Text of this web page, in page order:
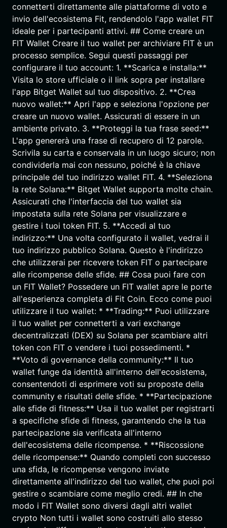
connetterti direttamente alle piattaforme di voto e
invio dell'ecosistema Fit, rendendolo l'app wallet FIT
ideale per i partecipanti attivi. ## Come creare un
FIT Wallet Creare il tuo wallet per archiviare FIT è un
processo semplice. Segui questi passaggi per
configurare il tuo account: 1. **Scarica e installa:**
Visita lo store ufficiale o il link sopra per installare
l'app Bitget Wallet sul tuo dispositivo. 2. **Crea
nuovo wallet:** Apri l'app e seleziona l'opzione per
creare un nuovo wallet. Assicurati di essere in un
ambiente privato. 3. **Proteggi la tua frase seed:**
L'app genererà una frase di recupero di 12 parole.
Scrivila su carta e conservala in un luogo sicuro; non
condividerla mai con nessuno, poiché è la chiave
principale del tuo indirizzo wallet FIT. 4. **Seleziona
la rete Solana:** Bitget Wallet supporta molte chain.
Assicurati che l'interfaccia del tuo wallet sia
impostata sulla rete Solana per visualizzare e
gestire i tuoi token FIT. 5. **Accedi al tuo
indirizzo:** Una volta configurato il wallet, vedrai il
tuo indirizzo pubblico Solana. Questo è l'indirizzo
che utilizzerai per ricevere token FIT o partecipare
alle ricompense delle sfide. ## Cosa puoi fare con
un FIT Wallet? Possedere un FIT wallet apre le porte
all'esperienza completa di Fit Coin. Ecco come puoi
utilizzare il tuo wallet: * **Trading:** Puoi utilizzare
il tuo wallet per connetterti a vari exchange
decentralizzati (DEX) su Solana per scambiare altri
token con FIT o vendere i tuoi possedimenti. *
**Voto di governance della community:** Il tuo
wallet funge da identità all'interno dell'ecosistema,
consentendoti di esprimere voti su proposte della
community e risultati delle sfide. * **Partecipazione
alle sfide di fitness:** Usa il tuo wallet per registrarti
a specifiche sfide di fitness, garantendo che la tua
partecipazione sia verificata all'interno
dell'ecosistema delle ricompense. * **Riscossione
delle ricompense:** Quando completi con successo
una sfida, le ricompense vengono inviate
direttamente all'indirizzo del tuo wallet, che puoi poi
gestire o scambiare come meglio credi. ## In che
modo i FIT Wallet sono diversi dagli altri wallet
crypto Non tutti i wallet sono costruiti allo stesso